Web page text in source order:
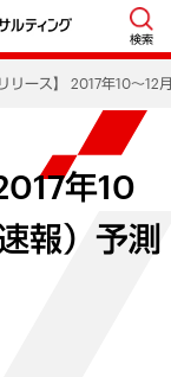
検索
リース】 2017年10～12
年10
報）予測